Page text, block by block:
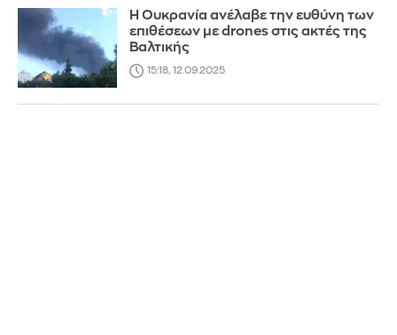
Η Ουκρανία ανέλαβε την ευθύνη των
επιθέσεων με drones στις ακτές της
Βαλτικής
15:18, 12.09.2025